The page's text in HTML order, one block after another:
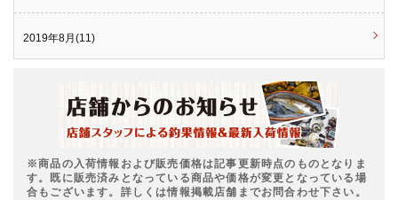
2019年8月(11)
※商品の入荷情報および販売価格は記事更新時点のものとなりま
す。既に販売済みとなっている商品や価格が変更となっている場
合もございます。詳しくは情報掲載店舗までお問合わせ下さい。